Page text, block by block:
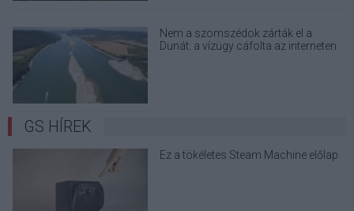
Nem a szomszédok zárták el a
Dunát: a vízügy cáfolta az interneten
GS HÍREK
Ez a tökéletes Steam Machine előlap